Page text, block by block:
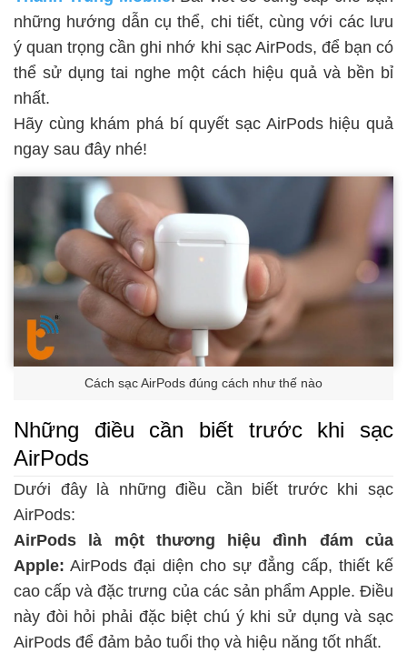
những hướng dẫn cụ thể, chi tiết, cùng với các lưu
ý quan trọng cần ghi nhớ khi sạc AirPods, để bạn có
thể sử dụng tai nghe một cách hiệu quả và bền bỉ
nhất.
Hãy cùng khám phá bí quyết sạc AirPods hiệu quả
ngay sau đây nhé!
Cách sạc AirPods đúng cách như thế nào
Những điều cần biết trước khi sạc
AirPods
Dưới đây là những điều cần biết trước khi sạc
AirPods:
AirPods là một thương hiệu đình đám của
Apple: AirPods đại diện cho sự đẳng cấp, thiết kế
cao cấp và đặc trưng của các sản phẩm Apple. Điều
này đòi hỏi phải đặc biệt chú ý khi sử dụng và sạc
AirPods để đảm bảo tuổi thọ và hiệu năng tốt nhất.